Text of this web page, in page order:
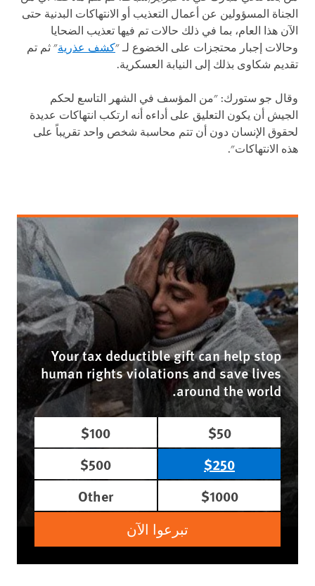
الجناة المسؤولين عن أعمال التعذيب أو الانتهاكات البدنية حتى
الآن هذا العام، بما في ذلك حالات تم فيها تعذيب الضحايا
وحالات إجبار محتجزات على الخضوع لـ "كشف عذرية" ثم تم
تقديم شكاوى بذلك إلى النيابة العسكرية.
وقال جو ستورك: "من المؤسف في الشهر التاسع لحكم
الجيش أن يكون التعليق على أداءه أنه ارتكب انتهاكات عديدة
لحقوق الإنسان دون أن تتم محاسبة شخص واحد تقريباً على
هذه الانتهاكات".
Your tax deductible gift can help stop
human rights violations and save lives
around the world.
$50
$100
$250
$500
$1000
Other
تبرعوا الآن